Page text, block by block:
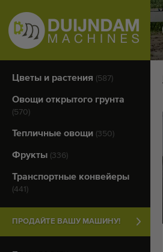
Цветы и растения (587)
Овощи открытого грунта
(570)
Тепличные овощи (350)
Фрукты (336)
Транспортные конвейеры
(441)
ПРОДАЙТЕ ВАШУ МАШИНУ!